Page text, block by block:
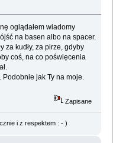
oglądałem wiadomy
na basen albo na spacer.
za kudły, za pirze, gdyby
coś, na co poświęcenia
jak Ty na moje.
Zapisane
i z respektem : - )